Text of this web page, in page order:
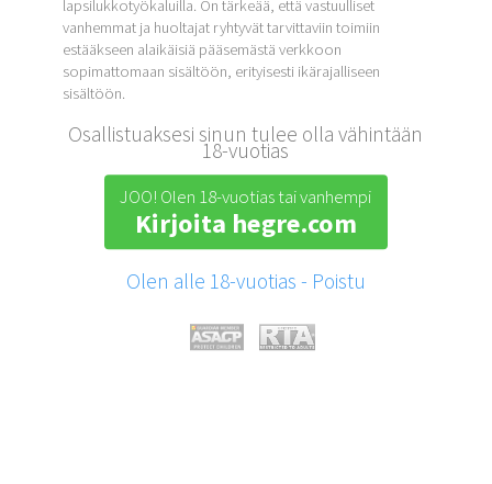
lapsilukkotyökaluilla. On tärkeää, että vastuulliset
vanhemmat ja huoltajat ryhtyvät tarvittaviin toimiin
estääkseen alaikäisiä pääsemästä verkkoon
sopimattomaan sisältöön, erityisesti ikärajalliseen
sisältöön.
Osallistuaksesi sinun tulee olla vähintään
18-vuotias
JOO! Olen 18-vuotias tai vanhempi
Kirjoita hegre.com
Olen alle 18-vuotias - Poistu